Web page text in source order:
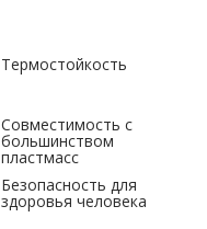
Термостойкость
Совместимость с
большинством
пластмасс
Безопасность для
здоровья человека